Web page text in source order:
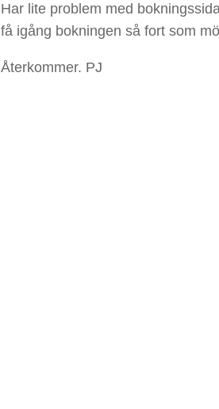
Har lite problem med
få igång bokningen så fort som
Återkommer. PJ